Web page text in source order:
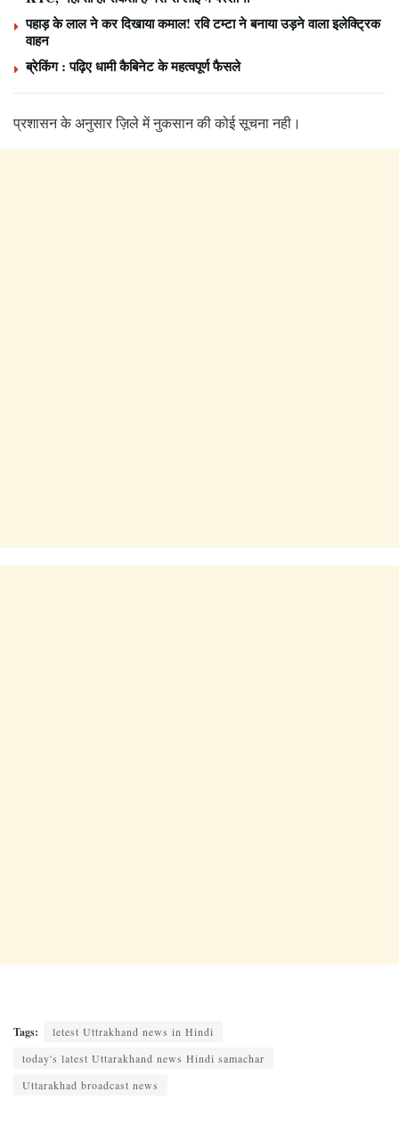
पहाड़ के लाल ने कर दिखाया कमाल! रवि टम्टा ने बनाया उड़ने वाला इलेक्ट्रिक
वाहन
ब्रेकिंग : पढ़िए धामी कैबिनेट के महत्वपूर्ण फैसले
प्रशासन के अनुसार ज़िले में नुकसान की कोई सूचना नही।
Tags:
letest Uttrakhand news in Hindi
today's latest Uttarakhand news Hindi samachar
Uttarakhad broadcast news